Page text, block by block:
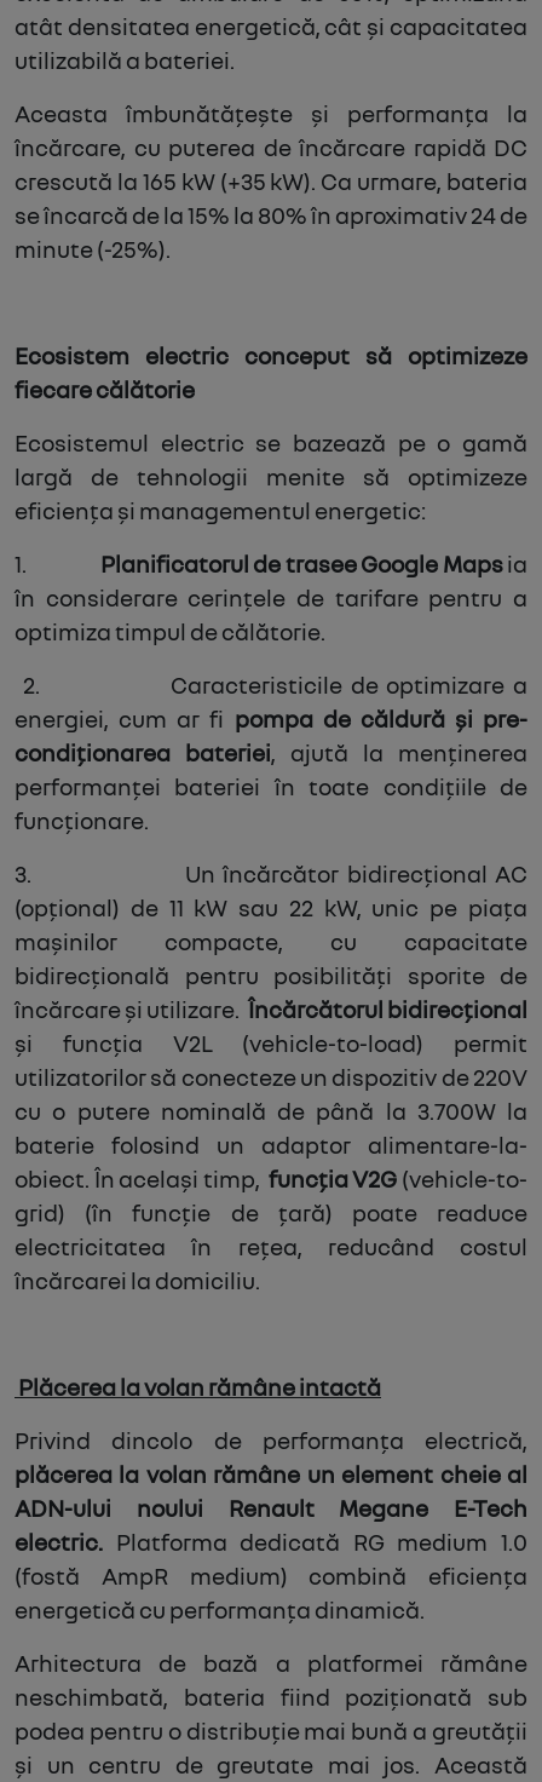
atât densitatea energetică, cât și capacitatea
utilizabilă a bateriei.
Aceasta îmbunătățește și performanța la
încărcare, cu puterea de încărcare rapidă DC
crescută la 165 kW (+35 kW). Ca urmare, bateria
se încarcă de la 15% la 80% în aproximativ 24 de
minute (-25%).
Ecosistem electric conceput să optimizeze
fiecare călătorie
Ecosistemul electric se bazează pe o gamă
largă de tehnologii menite să optimizeze
eficiența și managementul energetic:
1.
Planificatorul de trasee Google Mapsia
în considerare cerințele de tarifare pentru a
optimiza timpul de călătorie.
2. Caracteristicile de optimizare a
energiei, cum ar fi pompa de căldură și pre-
condiționarea bateriei, ajută la menținerea
performanței bateriei în toate condițiile de
funcționare.
3. Un încărcător bidirecțional AC
(opțional) de 11 kW sau 22 kW, unic pe piața
mașinilor compacte, cu capacitate
bidirecțională pentru posibilități sporite de
încărcare și utilizare.Încărcătorul bidirecțional
și funcția V2L (vehicle-to-load) permit
utilizatorilor să conecteze un dispozitiv de 220V
cu o putere nominală de până la 3.700W la
baterie folosind un adaptor alimentare-la-
obiect. În același timp, funcția V2G (vehicle-to-
grid) (în funcție de țară) poate readuce
electricitatea în rețea, reducând costul
încărcarei la domiciliu.
Plăcerea la volan rămâne intactă
Privind dincolo de performanța electrică,
plăcerea la volan rămâne un element cheie al
ADN-ului noului Renault Megane E-Tech
electric. Platforma dedicată RG medium 1.0
(fostă AmpR medium) combină eficiența
energetică cu performanța dinamică.
Arhitectura de bază a platformei rămâne
neschimbată, bateria fiind poziționată sub
podea pentru o distribuție mai bună a greutății
și un centru de greutate mai jos. Această